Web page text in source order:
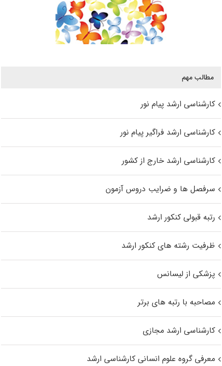
مطالب مهم
کارشناسی ارشد پیام نور
کارشناسی ارشد فراگیر پیام نور
کارشناسی ارشد خارج از کشور
سرفصل ها و ضرایب دروس آزمون
رتبه قبولی کنکور ارشد
ظرفیت رشته های کنکور ارشد
پزشکی از لیسانس
مصاحبه با رتبه های برتر
کارشناسی ارشد مجازی
معرفی گروه علوم انسانی کارشناسی ارشد